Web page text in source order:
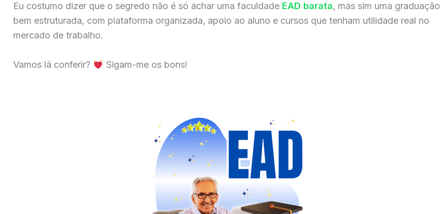
Eu costumo dizer que o segredo não é só achar uma faculdade EAD barata, mas sim uma graduação
bem estruturada, com plataforma organizada, apoio ao aluno e cursos que tenham utilidade real no
mercado de trabalho.
Vamos lá conferir? Sigam-me os bons!